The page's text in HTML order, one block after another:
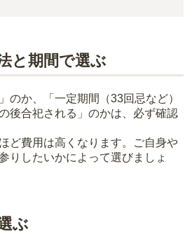
と期間で選ぶ
のか、「一定期間（33回忌など）
後合祀される」のかは、必ず確認
ど費用は高くなります。ご自身や
りしたいかによって選びましょ
ぶ